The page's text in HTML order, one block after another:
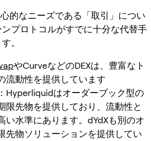
的なニーズである「取引」につい
プロトコルがすでに十分な代替手
。
やCurveなどのDEXは、豊富なト
流動性を提供しています
：Hyperliquidはオーダーブック型の
限先物を提供しており、流動性と
い水準にあります。dYdXも別のオ
先物ソリューションを提供してい